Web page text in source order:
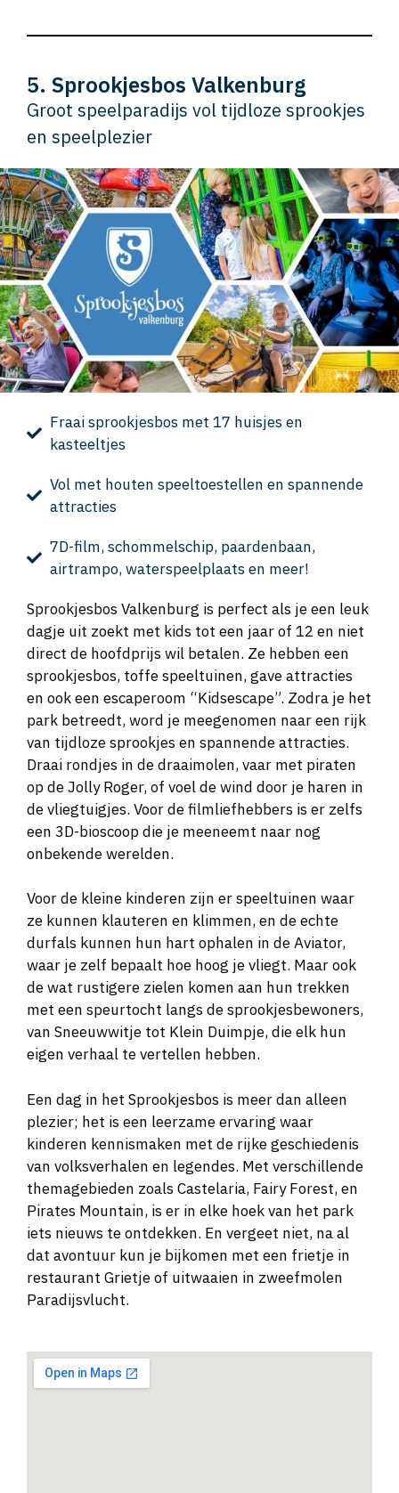
5. Sprookjesbos Valkenburg
Groot speelparadijs vol tijdloze sprookjes
en speelplezier
Fraai sprookjesbos met 17 huisjes en
kasteeltjes
Vol met houten speeltoestellen en spannende
attracties
7D-film, schommelschip, paardenbaan,
airtrampo, waterspeelplaats en meer!
Sprookjesbos Valkenburg is perfect als je een leuk
dagje uit zoekt met kids tot een jaar of 12 en niet
direct de hoofdprijs wil betalen. Ze hebben een
sprookjesbos, toffe speeltuinen, gave attracties
en ook een escaperoom “Kidsescape”. Zodra je het
park betreedt, word je meegenomen naar een rijk
van tijdloze sprookjes en spannende attracties.
Draai rondjes in de draaimolen, vaar met piraten
op de Jolly Roger, of voel de wind door je haren in
de vliegtuigjes. Voor de filmliefhebbers is er zelfs
een 3D-bioscoop die je meeneemt naar nog
onbekende werelden.
Voor de kleine kinderen zijn er speeltuinen waar
ze kunnen klauteren en klimmen, en de echte
durfals kunnen hun hart ophalen in de Aviator,
waar je zelf bepaalt hoe hoog je vliegt. Maar ook
de wat rustigere zielen komen aan hun trekken
met een speurtocht langs de sprookjesbewoners,
van Sneeuwwitje tot Klein Duimpje, die elk hun
eigen verhaal te vertellen hebben.
Een dag in het Sprookjesbos is meer dan alleen
plezier; het is een leerzame ervaring waar
kinderen kennismaken met de rijke geschiedenis
van volksverhalen en legendes. Met verschillende
themagebieden zoals Castelaria, Fairy Forest, en
Pirates Mountain, is er in elke hoek van het park
iets nieuws te ontdekken. En vergeet niet, na al
dat avontuur kun je bijkomen met een frietje in
restaurant Grietje of uitwaaien in zweefmolen
Paradijsvlucht.